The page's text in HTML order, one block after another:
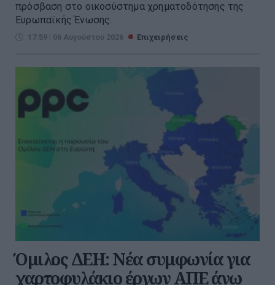
πρόσβαση στο οικοσύστημα χρηματοδότησης της
Ευρωπαϊκής Ένωσης.
17:59 | 06 Αυγούστου 2026 Επιχειρήσεις
Όμιλος ΔΕΗ: Νέα συμφωνία για
χαρτοφυλάκιο έργων ΑΠΕ άνω